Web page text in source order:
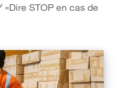
«Dire STOP en cas de